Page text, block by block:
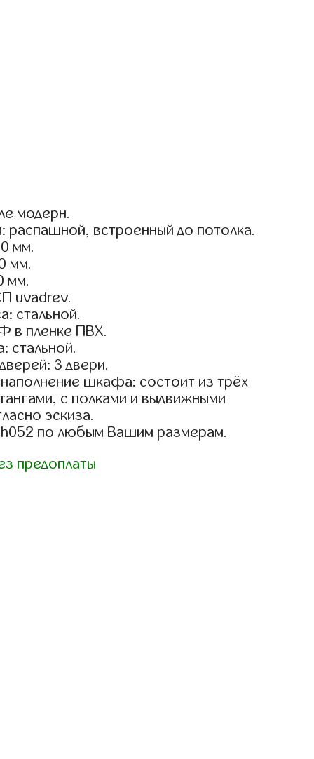
модерн.
распашной, встроенный до потолка.
мм.
мм.
мм.
uvadrev.
стальной.
в пленке ПВХ.
стальной.
3 двери.
шкафа: состоит из трёх
с полками и выдвижными
эскиза.
по любым Вашим размерам.
предоплаты